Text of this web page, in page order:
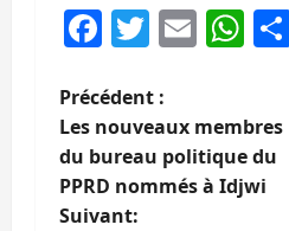
Facebook
Twitter
N
a
v
Précédent :
Les nouveaux membres
du bureau politique du
PPRD nommés à Idjwi
Suivant: